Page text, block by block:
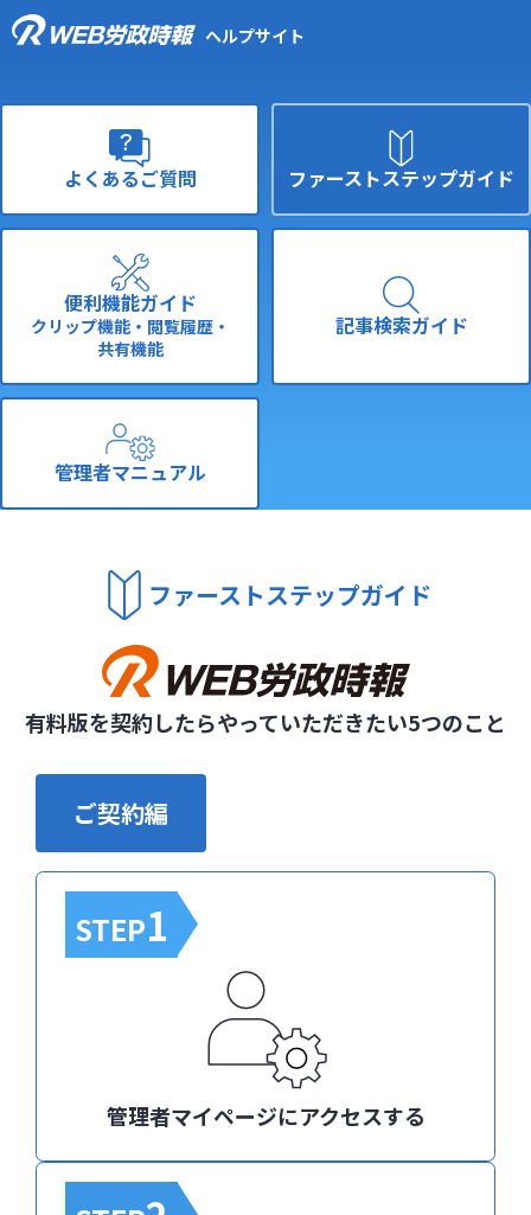
ヘルプサイト
よくあるご質問 ファーストステップガイド
便利機能ガイド
クリップ機能・閲覧履歴・
共有機能
記事検索ガイド
管理者マニュアル
ファーストステップガイド
有料版を契約したらやっていただきたい5つのこと
ご契約編
STEP1
管理者マイページにアクセスする